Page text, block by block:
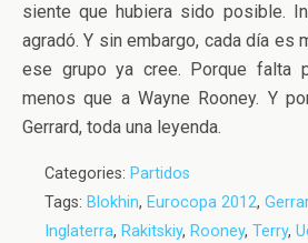
siente que hubiera sido posible.
agradó. Y sin embargo, cada día es
ese grupo ya cree. Porque falta
menos que a Wayne Rooney. Y
Gerrard, toda una leyenda.
Categories: Partidos
Tags: Blokhin, Eurocopa 2012,
Inglaterra, Rakitskiy, Rooney, Terry,